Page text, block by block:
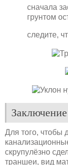
сначала
грунтом
следите,
Заключение
Для того, чтобы
скрупулёзно
траншеи, вид